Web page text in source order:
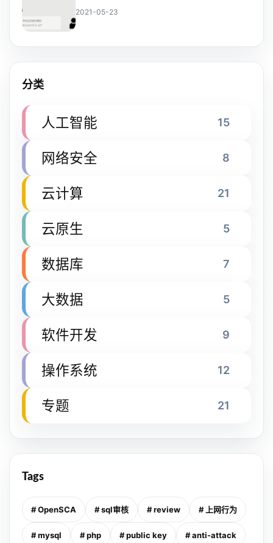
2021-05-23
分类
人工智能 15
网络安全 8
云计算 21
云原生 5
数据库 7
大数据 5
软件开发 9
操作系统 12
专题 21
Tags
# OpenSCA # sql审核 # review # 上网行为
# mysql # php # public key # anti-attack